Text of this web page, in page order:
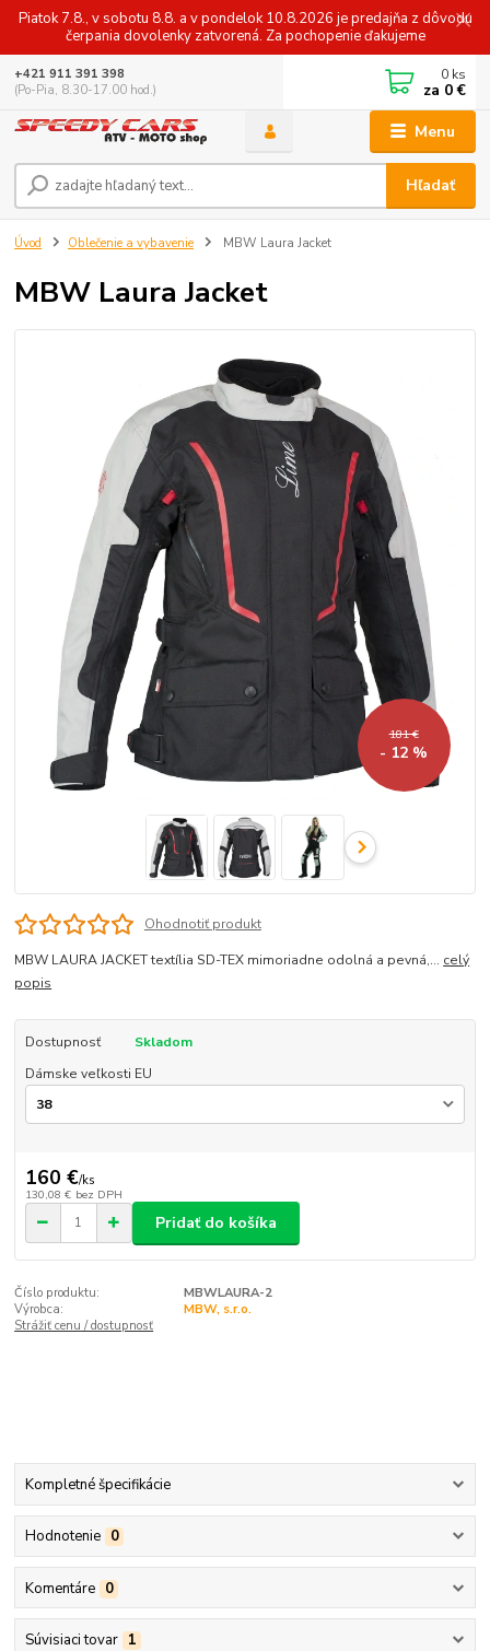
Piatok 7.8., v sobotu 8.8. a v pondelok 10.8.2026 je predajňa z dôvodu
čerpania dovolenky zatvorená. Za pochopenie ďakujeme
Menu
Hľadať
+421 911 391 398
(Po-Pia, 8.30-17.00 hod.)
0 ks
za 0 €
Úvod Oblečenie a vybavenie MBW Laura Jacket
MBW Laura Jacket
181 €
- 12 %
Ohodnotiť produkt
MBW LAURA JACKET textília SD-TEX mimoriadne odolná a pevná,... celý
popis
Dostupnosť
Skladom
Dámske veľkosti EU
160 €/ks
130,08 € bez DPH
Pridať do košíka
Číslo produktu:
MBWLAURA-2
Výrobca:
MBW, s.r.o.
Strážiť cenu / dostupnosť
Kompletné špecifikácie
Hodnotenie 0
Komentáre 0
Súvisiaci tovar 1